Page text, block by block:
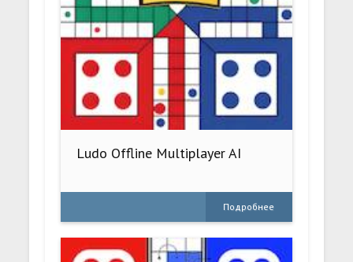
Ludo Offline Multiplayer AI
Подробнее